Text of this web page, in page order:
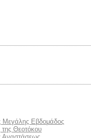
Μεγάλης Εβδομάδος
Θεοτόκου